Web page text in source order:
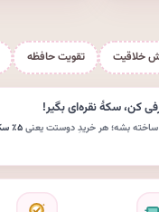
خلاقیت تقویت حافظه
کن،سکهٔ نقره‌ایبگیر!
بشه؛ هر خریدِ دوستت یعنی۵٪ سکهٔ نقره‌ای